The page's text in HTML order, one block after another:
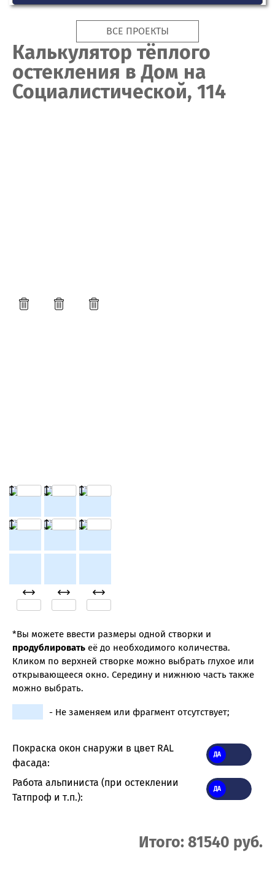
ВСЕ ПРОЕКТЫ
Калькулятор тёплого
остекления в Дом на
Социалистической, 114
*Вы можете ввести размеры одной створки и
продублировать её до необходимого количества.
Кликом по верхней створке можно выбрать глухое или
открывающееся окно. Середину и нижнюю часть также
можно выбрать.
- Не заменяем или фрагмент отсутствует;
Покраска окон снаружи в цвет RAL
фасада:
Работа альпиниста (при остеклении
Татпроф и т.п.):
Итого: 81540 руб.